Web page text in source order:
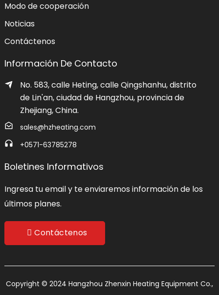
Modo de cooperación
Noticias
Contáctenos
Información De Contacto
No. 583, calle Heting, calle Qingshanhu, distrito
de Lin'an, ciudad de Hangzhou, provincia de
Zhejiang, China.
sales@hzheating.com
+0571-63785278
Boletines Informativos
Ingresa tu email y te enviaremos información de los
últimos planes.
Contáctenos
Copyright © 2024 Hangzhou Zhenxin Heating Equipment Co.,